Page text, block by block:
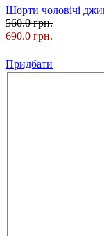
Шорти чоловічі
560.0 грн.
690.0 грн.
Придбати